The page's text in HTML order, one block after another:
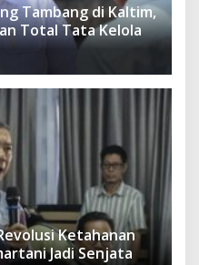
Tambang di Kaltim,
Total Tata Kelola
Ketahanan
Jadi Senjata